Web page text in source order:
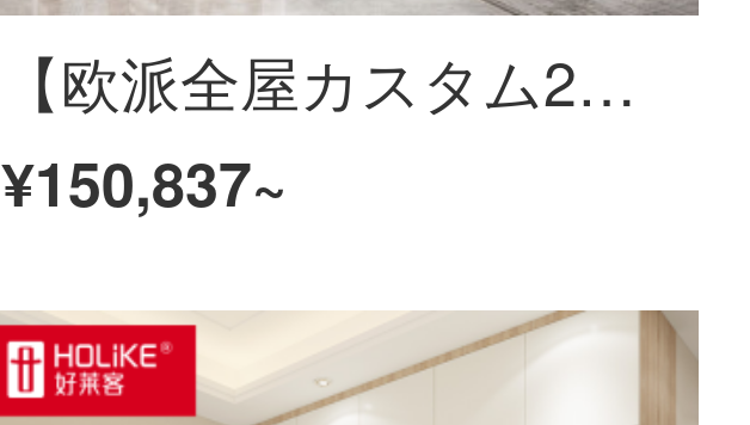
【欧派全屋カスタム22㎡コース】全体の洋服だんすは寝室のクローゼットルームのリビングルームをカスタマイズして、玄関のキャビネット6大空間家具をカスタマイズして、19800元の22平定セットの価格を促す。
¥150,837~